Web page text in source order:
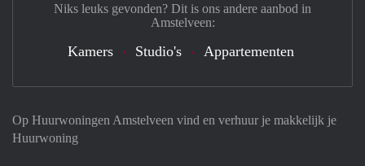
Op Huurwoningen Amstelveen vind en verhuur je makkelijk je
Huurwoning
Niks leuks gevonden? Dit is ons andere aanbod in
Amstelveen:
Kamers Studio's Appartementen